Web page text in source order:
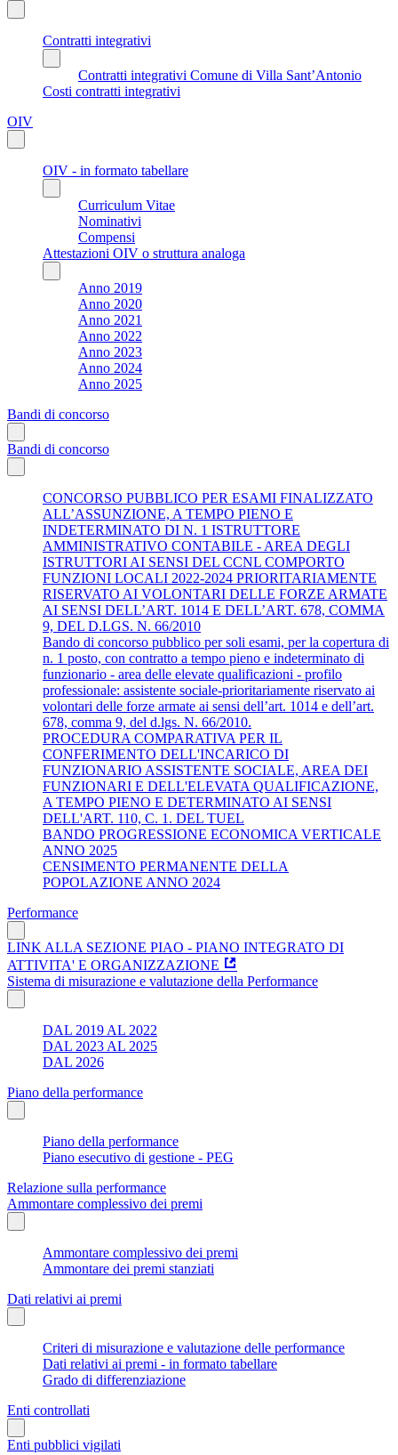
Contratti integrativi
Contratti integrativi Comune di Villa Sant’Antonio
Costi contratti integrativi
OIV
OIV - in formato tabellare
Curriculum Vitae
Nominativi
Compensi
Attestazioni OIV o struttura analoga
Anno 2019
Anno 2020
Anno 2021
Anno 2022
Anno 2023
Anno 2024
Anno 2025
Bandi di concorso
Bandi di concorso
CONCORSO PUBBLICO PER ESAMI FINALIZZATO
ALL’ASSUNZIONE, A TEMPO PIENO E
INDETERMINATO DI N. 1 ISTRUTTORE
AMMINISTRATIVO CONTABILE - AREA DEGLI
ISTRUTTORI AI SENSI DEL CCNL COMPORTO
FUNZIONI LOCALI 2022-2024 PRIORITARIAMENTE
RISERVATO AI VOLONTARI DELLE FORZE ARMATE
AI SENSI DELL’ART. 1014 E DELL’ART. 678, COMMA
9, DEL D.LGS. N. 66/2010
Bando di concorso pubblico per soli esami, per la copertura di
n. 1 posto, con contratto a tempo pieno e indeterminato di
funzionario - area delle elevate qualificazioni - profilo
professionale: assistente sociale-prioritariamente riservato ai
volontari delle forze armate ai sensi dell’art. 1014 e dell’art.
678, comma 9, del d.lgs. N. 66/2010.
PROCEDURA COMPARATIVA PER IL
CONFERIMENTO DELL'INCARICO DI
FUNZIONARIO ASSISTENTE SOCIALE, AREA DEI
FUNZIONARI E DELL'ELEVATA QUALIFICAZIONE,
A TEMPO PIENO E DETERMINATO AI SENSI
DELL'ART. 110, C. 1. DEL TUEL
BANDO PROGRESSIONE ECONOMICA VERTICALE
ANNO 2025
CENSIMENTO PERMANENTE DELLA
POPOLAZIONE ANNO 2024
Performance
LINK ALLA SEZIONE PIAO - PIANO INTEGRATO DI
ATTIVITA' E ORGANIZZAZIONE
Sistema di misurazione e valutazione della Performance
DAL 2019 AL 2022
DAL 2023 AL 2025
DAL 2026
Piano della performance
Piano della performance
Piano esecutivo di gestione - PEG
Relazione sulla performance
Ammontare complessivo dei premi
Ammontare complessivo dei premi
Ammontare dei premi stanziati
Dati relativi ai premi
Criteri di misurazione e valutazione delle performance
Dati relativi ai premi - in formato tabellare
Grado di differenziazione
Enti controllati
Enti pubblici vigilati